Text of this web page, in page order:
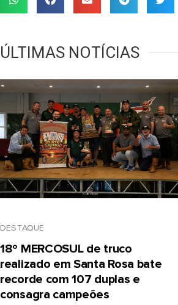
ÚLTIMAS NOTÍCIAS
DESTAQUE
18º MERCOSUL de truco
realizado em Santa Rosa bate
recorde com 107 duplas e
consagra campeões